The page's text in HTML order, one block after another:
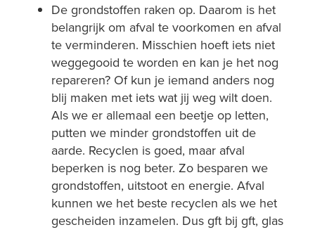
De grondstoffen raken op. Daarom is het
belangrijk om afval te voorkomen en afval
te verminderen. Misschien hoeft iets niet
weggegooid te worden en kan je het nog
repareren? Of kun je iemand anders nog
blij maken met iets wat jij weg wilt doen.
Als we er allemaal een beetje op letten,
putten we minder grondstoffen uit de
aarde. Recyclen is goed, maar afval
beperken is nog beter. Zo besparen we
grondstoffen, uitstoot en energie. Afval
kunnen we het beste recyclen als we het
gescheiden inzamelen. Dus gft bij gft, glas